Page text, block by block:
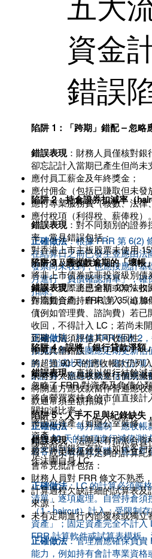
五大
資金
錯誤
陷阱 1：「跨期」錯配 – 忽略
錯誤表現：財務人員僅核對銀
卻忘記計入當期已產生但尚未
應付員工薪金及年終獎金；
應付佣金（包括已賺取但未發
應付專業服務費（核數、法律
應付稅項（利得稅、薪俸稅）。
正確做法：根據 FRR 第 6(2)
在結算日之前已發生並應由法
發票尚未收到，也應按應計基
月進行「負債確認清單」，確
扣除。
陷阱 2：持倉證券扣減率（
錯誤表現：對不同類別的證券
率，常見錯誤包括：
對香港上市主板股票未使用
乎市值及流通性）；
將非上市債券或非投資級別債
減率，實際上應全額 100% 扣
對期貨合約持倉未計入「追加
債。
正確做法：根據 FRR 附表 2
扣減比率。法團應定期更新估
的「扣減比率指引」進行計算
的證券，應尋求獨立估價或全
陷阱 3：應收款逾期的「壞帳
錯誤表現：將已逾期或無法收
作流動資產。FRR 第 35(a)
（例如管理費、諮詢費）若已
收回，不得計入 LC；若尚未
到期，則須評估其可收回性。
常見具體錯誤：
將超過 90 天的應收帳款仍列
未有對大額應收款進行個別減
將關連方應收款當作普通應收
款通常須全額扣減）。
正確做法：每月編制「應收帳
超過 30 天的款項進行減值測
若客戶已破產或失聯，應立即
陷阱 4：誤將「銀行貸款淨額
錯誤表現：直接以銀行結餘減
忽略了 FRR 對資產及負債分
將自營買賣持倉的市值直接計
關扣減比率；
將固定資產（如辦公室裝修、
資產；
將受限制銀行存款（如代客戶
作法團自身 LC。
正確做法：LC 的計算必須嚴
清單」逐項處理。自營持倉須
（1 - haircut）計入；受限制
資產」；固定資產完全不計入
FRR 計算軟件或試算表模板
陷阱 5：人手不足與紀錄缺失
錯誤表現：法團未有指派合資
報，或未有備存足夠的計算紀
會常見批評包括：
財務人員對 FRR 條文不熟悉
計算過程欠缺詳細的試算表及
來源；
未有定期進行內部覆核或獨立
正確做法：管理層應確保負責
能力，例如持有會計專業資格